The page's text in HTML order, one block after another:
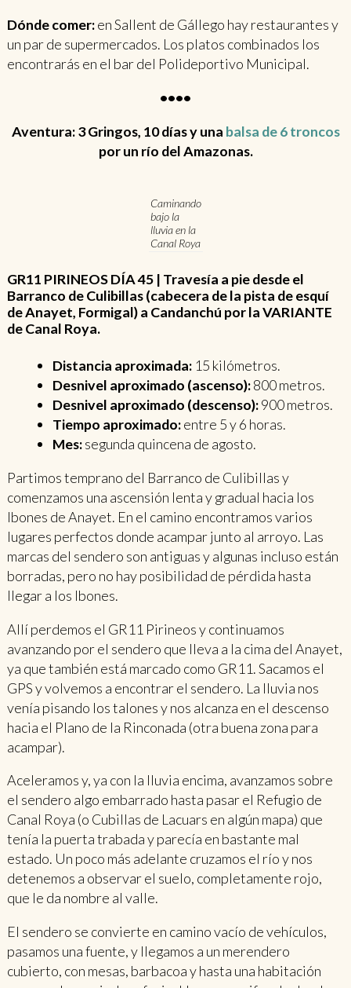
Dónde comer:en Sallent de Gállego hay restaurantes y
un par de supermercados. Los platos combinados los
encontrarás en el bar del Polideportivo Municipal.
••••
Aventura: 3 Gringos, 10 días y una balsa de 6 troncos
por un río del Amazonas.
Caminando
bajo la
lluvia en la
Canal Roya
GR11 PIRINEOS DÍA 45 | Travesía a pie desde el
Barranco de Culibillas (cabecera de la pista de esquí
de Anayet, Formigal) a Candanchú por la VARIANTE
de Canal Roya.
Distancia aproximada:15 kilómetros.
Desnivel aproximado (ascenso):800 metros.
Desnivel aproximado (descenso):900 metros.
Tiempo aproximado:entre 5 y 6 horas.
Mes:segunda quincena de agosto.
Partimos temprano del Barranco de Culibillas y
comenzamos una ascensión lenta y gradual hacia los
Ibones de Anayet. En el camino encontramos varios
lugares perfectos donde acampar junto al arroyo. Las
marcas del sendero son antiguas y algunas incluso están
borradas, pero no hay posibilidad de pérdida hasta
llegar a los Ibones.
Allí perdemos el GR11 Pirineos y continuamos
avanzando por el sendero que lleva a la cima del Anayet,
ya que también está marcado como GR11. Sacamos el
GPS y volvemos a encontrar el sendero. La lluvia nos
venía pisando los talones y nos alcanza en el descenso
hacia el Plano de la Rinconada (otra buena zona para
acampar).
Aceleramos y, ya con la lluvia encima, avanzamos sobre
el sendero algo embarrado hasta pasar el Refugio de
Canal Roya (o Cubillas de Lacuars en algún mapa) que
tenía la puerta trabada y parecía en bastante mal
estado. Un poco más adelante cruzamos el río y nos
detenemos a observar el suelo, completamente rojo,
que le da nombre al valle.
El sendero se convierte en camino vacío de vehículos,
pasamos una fuente, y llegamos a un merendero
cubierto, con mesas, barbacoa y hasta una habitación